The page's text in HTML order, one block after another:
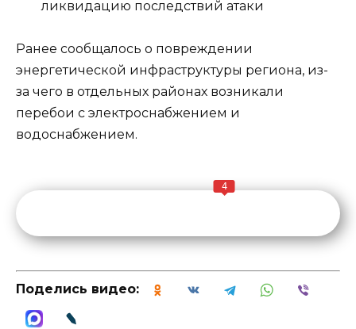
ликвидацию последствий атаки
Ранее сообщалось о повреждении
энергетической инфраструктуры региона, из-
за чего в отдельных районах возникали
перебои с электроснабжением и
водоснабжением.
4
Поделись видео: